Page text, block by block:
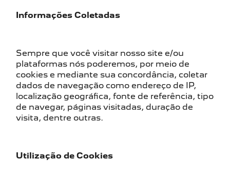
Informações Coletadas
Sempre que você visitar nosso site e/ou
plataformas nós poderemos, por meio de
cookies e mediante sua concordância, coletar
dados de navegação como endereço de IP,
localização geográfica, fonte de referência, tipo
de navegar, páginas visitadas, duração de
visita, dentre outras.
Utilização de Cookies